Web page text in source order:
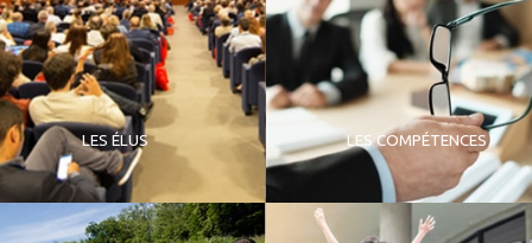
LES ÉLUS LES COMPÉTENCES